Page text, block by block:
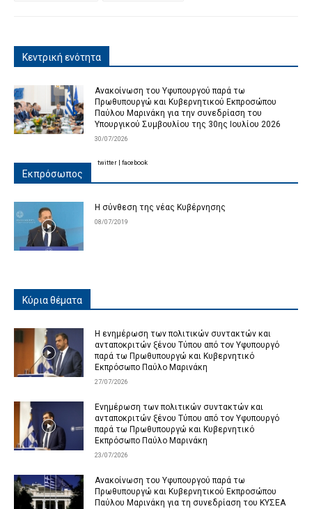
Κεντρική ενότητα
Ανακοίνωση του Υφυπουργού παρά τω
Πρωθυπουργώ και Κυβερνητικού Εκπροσώπου
Παύλου Μαρινάκη για την συνεδρίαση του
Υπουργικού Συμβουλίου της 30ης Ιουλίου 2026
30/07/2026
Εκπρόσωπος
Η σύνθεση της νέας Κυβέρνησης
08/07/2019
twitter facebook
Κύρια θέματα
Η ενημέρωση των πολιτικών συντακτών και
ανταποκριτών ξένου Τύπου από τον Υφυπουργό
παρά τω Πρωθυπουργώ και Κυβερνητικό
Εκπρόσωπο Παύλο Μαρινάκη
27/07/2026
Ενημέρωση των πολιτικών συντακτών και
ανταποκριτών ξένου Τύπου από τον Υφυπουργό
παρά τω Πρωθυπουργώ και Κυβερνητικό
Εκπρόσωπο Παύλο Μαρινάκη
23/07/2026
Ανακοίνωση του Υφυπουργού παρά τω
Πρωθυπουργώ και Κυβερνητικού Εκπροσώπου
Παύλου Μαρινάκη για τη συνεδρίαση του ΚΥΣΕΑ